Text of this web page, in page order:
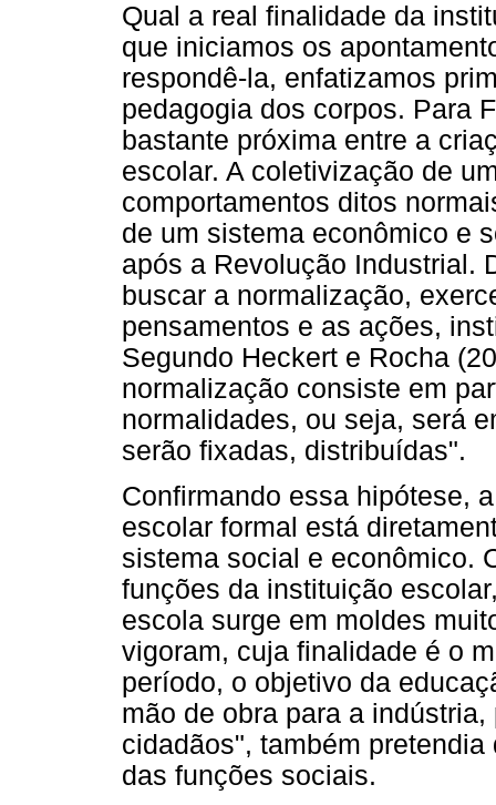
Qual a real finalidade da
que iniciamos os
respondê-la, enfatizamos
pedagogia dos corpos. Para
bastante próxima entre a
escolar. A coletivização de
comportamentos ditos
de um sistema econômico e
após a Revolução Industrial.
buscar a normalização,
pensamentos e as ações,
Segundo Heckert e Rocha
normalização consiste em
normalidades, ou seja, será
serão fixadas, distribuídas".
Confirmando essa hipótese,
escolar formal está
sistema social e econômico.
funções da instituição
escola surge em moldes
vigoram, cuja finalidade é o
período, o objetivo da
mão de obra para a
cidadãos", também
das funções sociais.